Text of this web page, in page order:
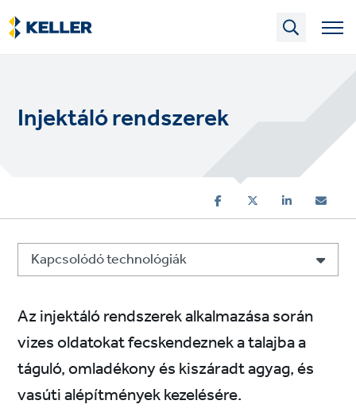
Skip
to
main
Injektáló rendszerek
Kapcsolódó technológiák
Az injektáló rendszerek alkalmazása során
vizes oldatokat fecskendeznek a talajba a
táguló, omladékony és kiszáradt agyag, és
vasúti alépítmények kezelésére.